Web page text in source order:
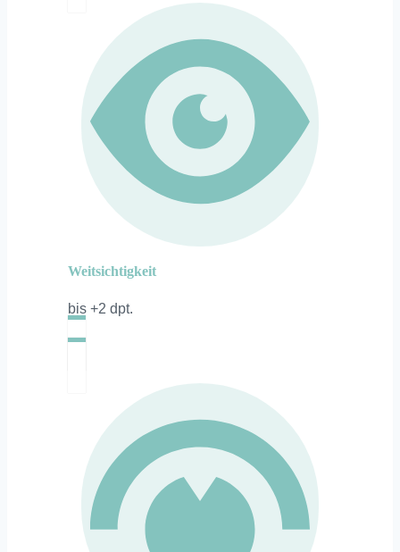
Weitsichtigkeit
bis +2 dpt.